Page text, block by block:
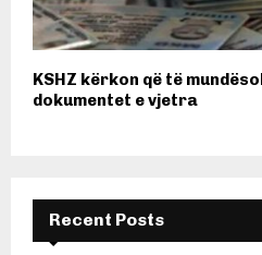
KSHZ kërkon që të
dokumentet e vjetra
Recent Posts